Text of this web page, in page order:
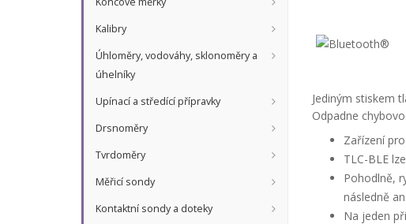
Kalibry
Úhloměry, vodováhy, sklonoměry a
úhelníky
Upínací a středící přípravky
Drsnoměry
Tvrdoměry
Měřicí sondy
Kontaktní sondy a doteky
Jediným stiskem
Odpadne
Zařízení
TLC-BLE
Pohodlně,
následně
Na jeden